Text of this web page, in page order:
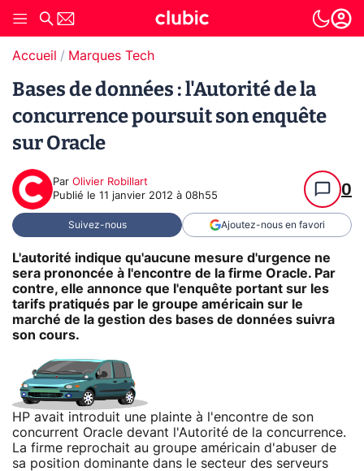
Accueil Marques Tech
Bases de données : l'Autorité de la
concurrence poursuit son enquête
sur Oracle
Par Olivier Robillart
Publié le 11 janvier 2012 à 08h55 0
Suivez-nous Ajoutez-nous en favori
L'autorité indique qu'aucune mesure d'urgence ne
sera prononcée à l'encontre de la firme Oracle. Par
contre, elle annonce que l'enquête portant sur les
tarifs pratiqués par le groupe américain sur le
marché de la gestion des bases de données suivra
son cours.
HP avait introduit une plainte à l'encontre de son
concurrent Oracle devant l'Autorité de la concurrence.
La firme reprochait au groupe américain d'abuser de
sa position dominante dans le secteur des serveurs